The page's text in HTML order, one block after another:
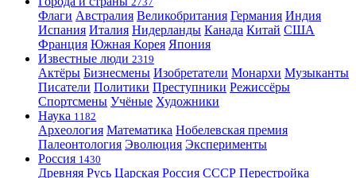
Флаги Австралия Великобритания Германия Индия
Испания Италия Нидерланды Канада Китай США
Франция Южная Корея Япония
Известные люди 2319
Актёры Бизнесмены Изобретатели Монархи Музыканты
Писатели Политики Преступники Режиссёры
Спортсмены Учёные Художники
Наука 1182
Археология Математика Нобелевская премия
Палеонтология Эволюция Эксперименты
Россия 1430
Древняя Русь Царская Россия СССР Перестройка